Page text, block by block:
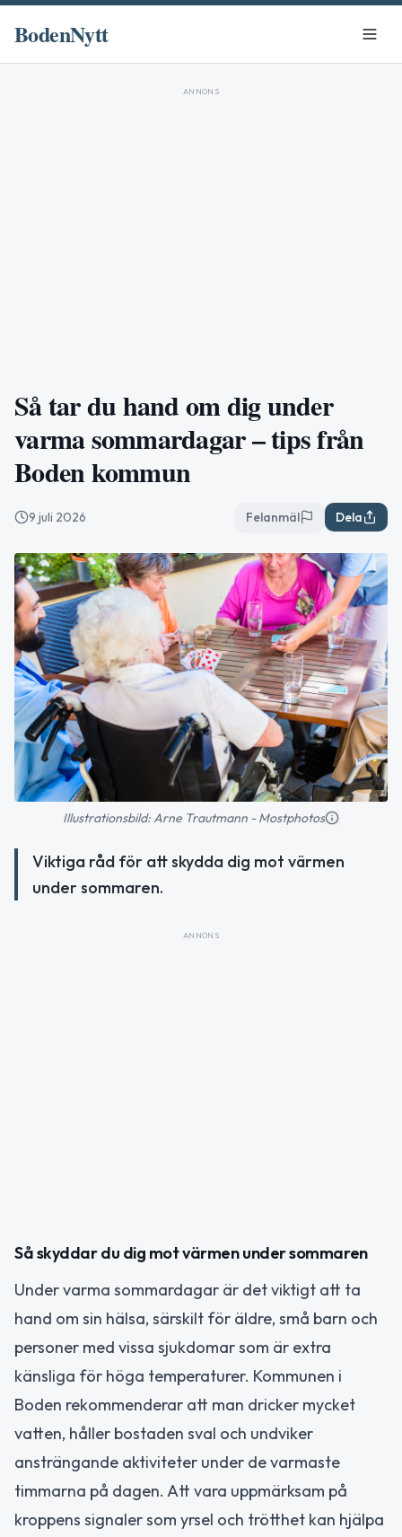
BodenNytt
ANNONS
Så tar du hand om dig under
varma sommardagar – tips från
Boden kommun
9 juli 2026 Felanmäl Dela
Illustrationsbild: Arne Trautmann - Mostphotos
Viktiga råd för att skydda dig mot värmen
under sommaren.
ANNONS
Så skyddar du dig mot värmen under sommaren
Under varma sommardagar är det viktigt att ta
hand om sin hälsa, särskilt för äldre, små barn och
personer med vissa sjukdomar som är extra
känsliga för höga temperaturer. Kommunen i
Boden rekommenderar att man dricker mycket
vatten, håller bostaden sval och undviker
ansträngande aktiviteter under de varmaste
timmarna på dagen. Att vara uppmärksam på
kroppens signaler som yrsel och trötthet kan hjälpa